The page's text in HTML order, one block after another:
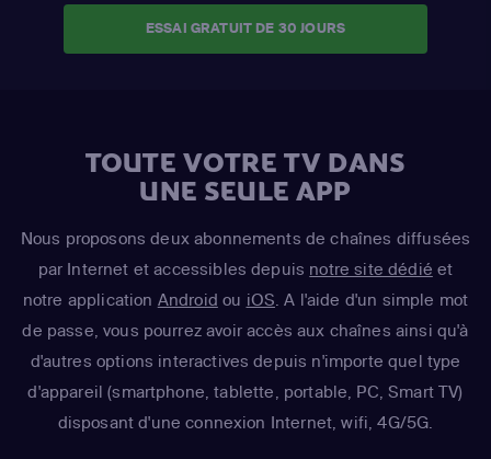
ESSAI GRATUIT DE 30 JOURS
TOUTE VOTRE TV DANS
UNE SEULE APP
Nous proposons deux abonnements de chaînes diffusées
par Internet et accessibles depuis notre site dédié et
notre application Android ou iOS . A l'aide d'un simple mot
de passe, vous pourrez avoir accès aux chaînes ainsi qu'à
d'autres options interactives depuis n'importe quel type
d'appareil (smartphone, tablette, portable, PC, Smart TV)
disposant d'une connexion Internet, wifi, 4G/5G.